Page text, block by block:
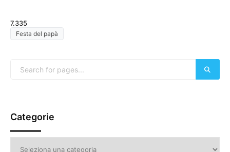
7.335
Festa del papà
Categorie